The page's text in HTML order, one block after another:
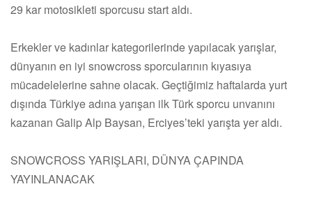
29 kar motosikleti sporcusu start aldı.
Erkekler ve kadınlar kategorilerinde yapılacak yarışlar,
dünyanın en iyi snowcross sporcularının kıyasıya
mücadelelerine sahne olacak. Geçtiğimiz haftalarda yurt
dışında Türkiye adına yarışan ilk Türk sporcu unvanını
kazanan Galip Alp Baysan, Erciyes’teki yarışta yer aldı.
SNOWCROSS YARIŞLARI, DÜNYA ÇAPINDA
YAYINLANACAK